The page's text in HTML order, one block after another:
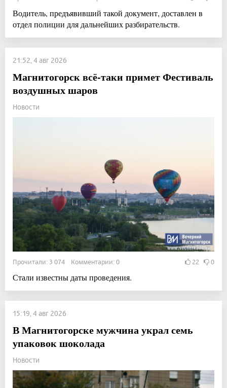
Водитель, предъявивший такой документ, доставлен в
отдел полиции для дальнейших разбирательств.
21:52, 4 авг 2026
Магнитогорск всё-таки примет Фестиваль
воздушных шаров
Новости
Прочитали: 3 074 Комментарии: 0 22 0
Стали известны даты проведения.
15:19, 4 авг 2026
В Магнитогорске мужчина украл семь
упаковок шоколада
Новости